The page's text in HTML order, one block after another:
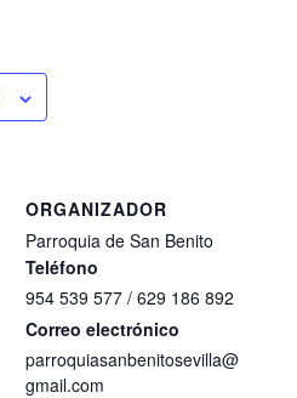
ORGANIZADOR
Parroquia de San Benito
Teléfono
954 539 577 / 629 186 892
Correo electrónico
parroquiasanbenitosevilla@
gmail.com